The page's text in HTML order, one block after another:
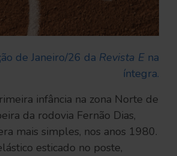
de Janeiro/26 da Revista E na
íntegra.
infância na zona Norte de
da rodovia Fernão Dias,
mais simples, nos anos 1980.
esticado no poste,